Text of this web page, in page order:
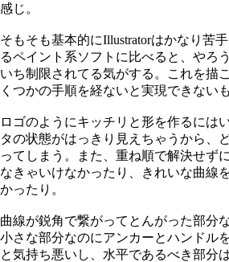
感じ。
そもそも基本的にIllustratorはかなり苦
るペイント系ソフトに比べると、やろ
いち制限されてる気がする。これを
くつかの手順を経ないと実現できない
ロゴのようにキッチリと形を作るには
タの状態がはっきり見えちゃうから、
ってしまう。また、重ね順で解決せず
なきゃいけなかったり、きれいな曲線
かったり。
曲線が鋭角で繋がってとんがった部分
小さな部分なのにアンカーとハンドル
と気持ち悪いし、水平であるべき部分